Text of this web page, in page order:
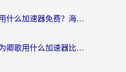
国外玩流放之路用什么加速器免费？海外党亲测有效的国服游戏加速指南
国外玩国服浮生为卿歌用什么加速器比较好？海外党亲测不踩坑指南